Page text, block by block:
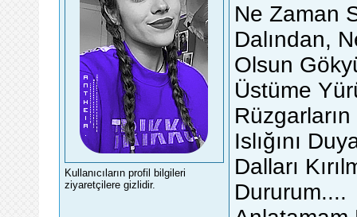
Kullanıcıların profil bilgileri
ziyaretçilere gizlidir.
Ne Zaman
Dalından,
Olsun
Üstüme
Islığını
Dalları
Dururum....